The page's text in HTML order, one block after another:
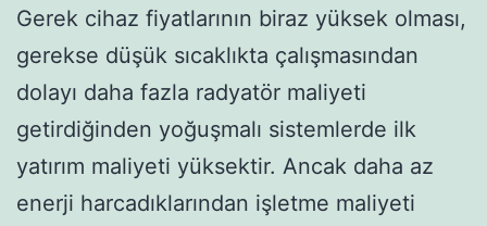
Gerek cihaz fiyatlarının biraz yüksek olması,
gerekse düşük sıcaklıkta çalışmasından
dolayı daha fazla radyatör maliyeti
getirdiğinden yoğuşmalı sistemlerde ilk
yatırım maliyeti yüksektir. Ancak daha az
enerji harcadıklarından işletme maliyeti